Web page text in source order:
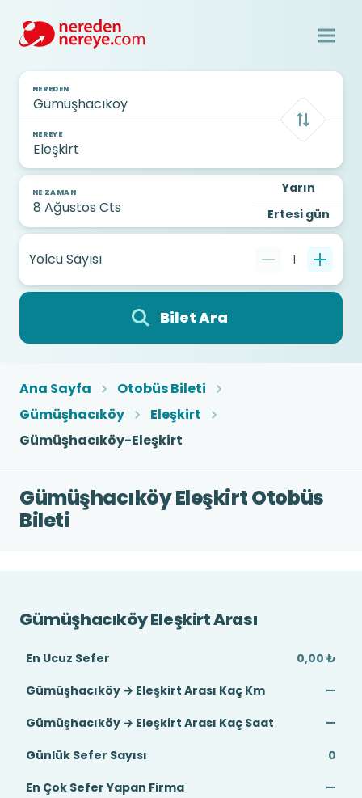
NEREDEN
NEREYE
NE ZAMAN
Yarın
Ertesi gün
Yolcu Sayısı 1
Bilet Ara
Ana Sayfa
Otobüs Bileti
Gümüşhacıköy
Eleşkirt
Gümüşhacıköy-Eleşkirt
Gümüşhacıköy Eleşkirt Otobüs
Bileti
Gümüşhacıköy Eleşkirt Arası
En Ucuz Sefer
0,00 ₺
Gümüşhacıköy → Eleşkirt Arası Kaç Km
—
Gümüşhacıköy → Eleşkirt Arası Kaç Saat
—
Günlük Sefer Sayısı
0
En Çok Sefer Yapan Firma
—